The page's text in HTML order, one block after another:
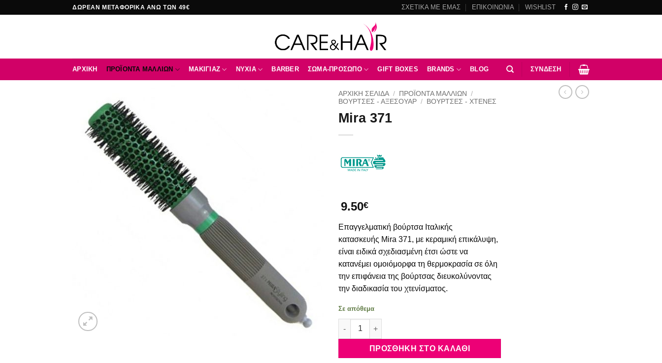
ΔΩΡΕΑΝ ΜΕΤΑΦΟΡΙΚΑ ΑΝΩ ΤΩΝ 49€ ΣΧΕΤΙΚΑ ΜΕ ΕΜΑΣ ΕΠΙΚΟΙΝΩΝΙΑ WISHLIST
ΑΡΧΙΚΉ ΠΡΟΪΟΝΤΑ ΜΑΛΛΙΩΝ ΜΑΚΙΓΙΑΖ NYXIA BARBER ΣΩΜΑ-ΠΡΟΣΩΠΟ GIFT BOXES BRANDS BLOG ΣΎΝΔΕΣΗ
ΑΡΧΙΚΉ ΣΕΛΊΔΑ / ΠΡΟΪΟΝΤΑ ΜΑΛΛΙΩΝ
/
ΒΟΥΡΤΣΕΣ - ΑΞΕΣΟΥΑΡ / ΒΟΎΡΤΣΕΣ - ΧΤΈΝΕΣ
Mira 371
9.50€
Επαγγελματική βούρτσα Ιταλικής
κατασκευής Mira 371, με κεραμική επικάλυψη,
είναι ειδικά σχεδιασμένη έτσι ώστε να
κατανέμει ομοιόμορφα τη θερμοκρασία σε όλη
την επιφάνεια της βούρτσας διευκολύνοντας
την διαδικασία του χτενίσματος.
Σε απόθεμα
Mira 371 ποσότητα
ΠΡΟΣΘΉΚΗ ΣΤΟ ΚΑΛΆΘΙ